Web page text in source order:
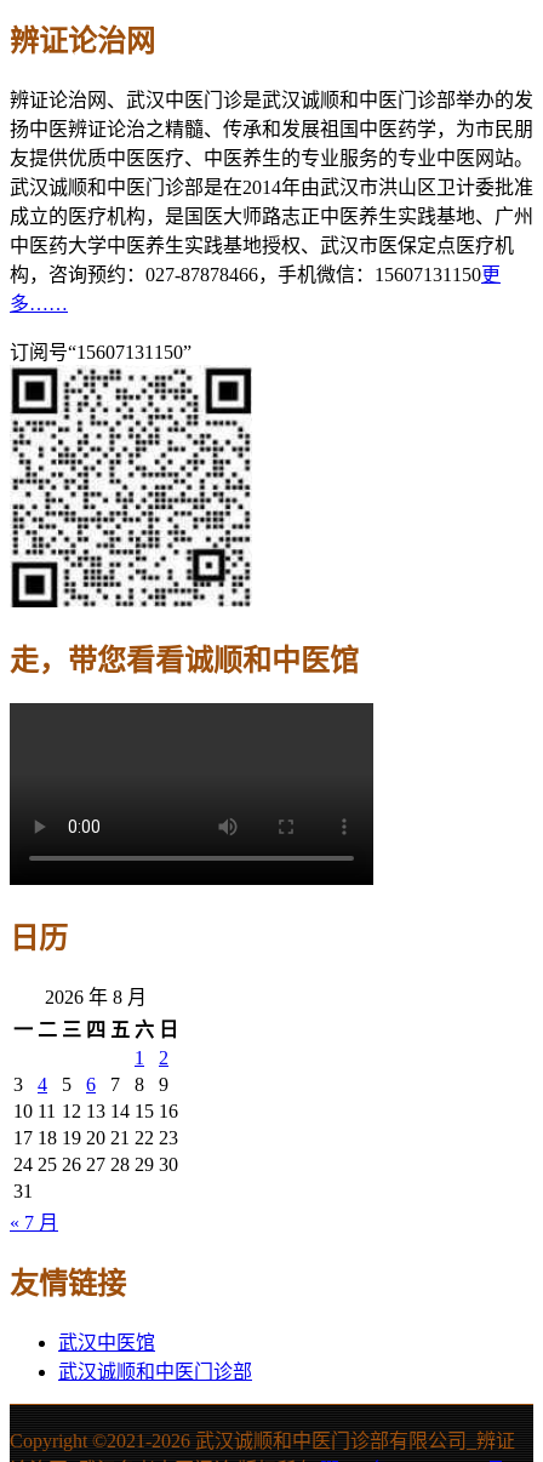
辨证论治网
辨证论治网、武汉中医门诊是武汉诚顺和中医门诊部举办的发
扬中医辨证论治之精髓、传承和发展祖国中医药学，为市民朋
友提供优质中医医疗、中医养生的专业服务的专业中医网站。
武汉诚顺和中医门诊部是在2014年由武汉市洪山区卫计委批准
成立的医疗机构，是国医大师路志正中医养生实践基地、广州
中医药大学中医养生实践基地授权、武汉市医保定点医疗机
构，咨询预约：027-87878466，手机微信：15607131150更
多……
订阅号“15607131150”
走，带您看看诚顺和中医馆
日历
2026 年 8 月
一 二 三 四 五 六 日
1
2
3
4 5 6 7 8
9
10 11 12 13 14 15 16
17 18 19 20 21 22 23
24 25 26 27 28 29 30
31
« 7 月
友情链接
武汉中医馆
武汉诚顺和中医门诊部
Copyright ©2021-2026 武汉诚顺和中医门诊部有限公司_辨证